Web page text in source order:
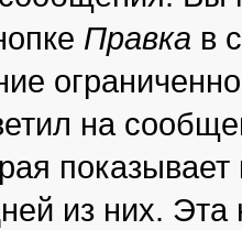
Правка в
на
из них. Эта